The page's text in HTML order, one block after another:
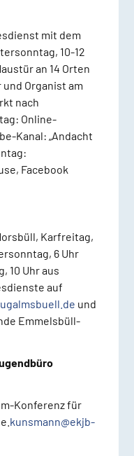
mit dem
10-12
an 14 Orten
Organist am
nach
Online-
Kanal: „Andacht
Facebook
Karfreitag,
6 Uhr
10 Uhr aus
auf
und
Emmelsbüll-
Konferenz für
kunsmann@ekjb-